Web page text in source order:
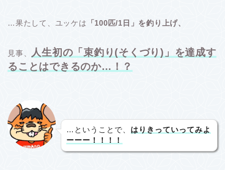
…果たして、ユッケは 「100匹/1日」を釣り上げ、
見事、
人生初の「束釣り(そくづり)」を達成す
ることはできるのか…！？
…ということで、 はりきっていってみよ
ーーー！！！！